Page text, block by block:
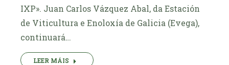
IXP». Juan Carlos Vázquez Abal, da Estación
de Viticultura e Enoloxía de Galicia (Evega),
continuará…
LEER MÁIS